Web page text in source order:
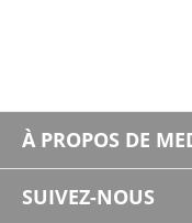
À PROPOS DE
SUIVEZ-NOUS